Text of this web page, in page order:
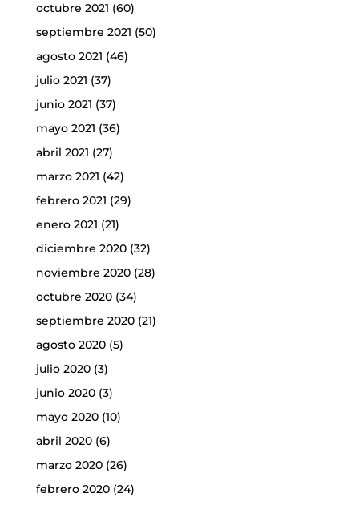
octubre 2021 (60)
septiembre 2021 (50)
agosto 2021 (46)
julio 2021 (37)
junio 2021 (37)
mayo 2021 (36)
abril 2021 (27)
marzo 2021 (42)
febrero 2021 (29)
enero 2021 (21)
diciembre 2020(32)
noviembre 2020(28)
octubre 2020(34)
septiembre 2020(21)
agosto 2020(5)
julio 2020(3)
junio 2020(3)
mayo 2020(10)
abril 2020(6)
marzo 2020(26)
febrero 2020(24)